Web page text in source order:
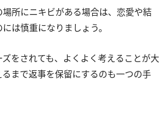
所にニキビがある場合は、恋愛や結
は慎重になりましょう。
をされても、よくよく考えることが大
まで返事を保留にするのも一つの手